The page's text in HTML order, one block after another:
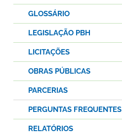
GLOSSÁRIO
LEGISLAÇÃO PBH
LICITAÇÕES
OBRAS PÚBLICAS
PARCERIAS
PERGUNTAS FREQUENTES
RELATÓRIOS